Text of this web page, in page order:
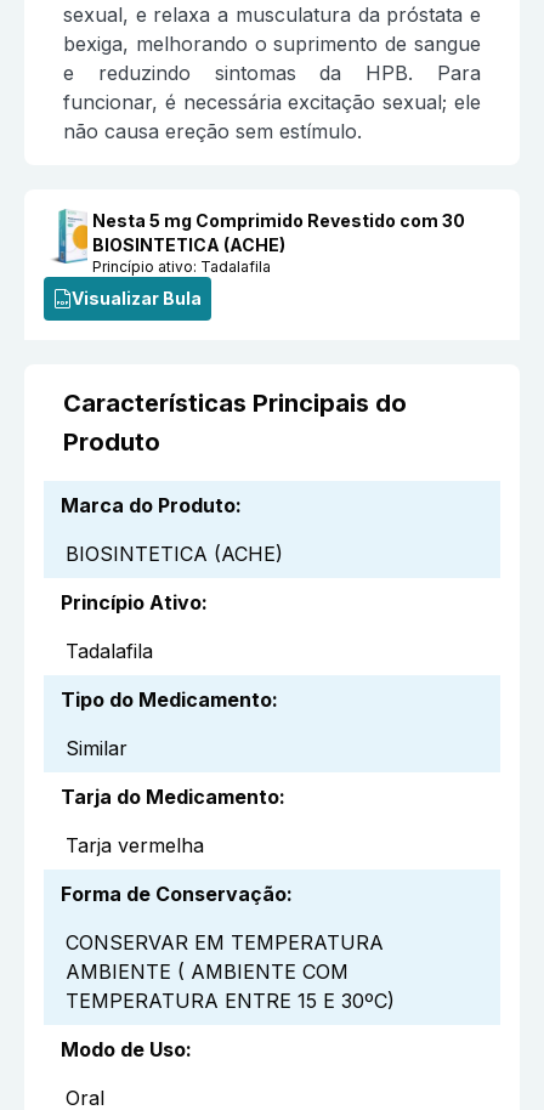
sexual, e relaxa a musculatura da próstata e
bexiga, melhorando o suprimento de sangue
e reduzindo sintomas da HPB. Para
funcionar, é necessária excitação sexual; ele
não causa ereção sem estímulo.
Nesta 5 mg Comprimido Revestido com 30
BIOSINTETICA (ACHE)
Princípio ativo: Tadalafila
Visualizar Bula
Características Principais do
Produto
Marca do Produto:
BIOSINTETICA (ACHE)
Princípio Ativo:
Tadalafila
Tipo do Medicamento:
Similar
Tarja do Medicamento:
Tarja vermelha
Forma de Conservação:
CONSERVAR EM TEMPERATURA
AMBIENTE ( AMBIENTE COM
TEMPERATURA ENTRE 15 E 30ºC)
Modo de Uso:
Oral